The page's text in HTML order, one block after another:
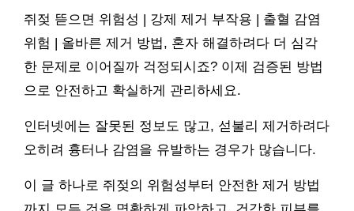
쥐젖 뜯으면 위험성 | 강제 제거 부작용 | 출혈 감염
위험 | 올바른 제거 방법, 혼자 해결하려다 더 심각
한 문제로 이어질까 걱정되시죠? 이제 검증된 방법
으로 안전하고 확실하게 관리하세요.
인터넷에는 잘못된 정보도 많고, 섣불리 제거하려다
오히려 흉터나 감염을 유발하는 경우가 많습니다.
이 글 하나로 쥐젖의 위험성부터 안전한 제거 방법